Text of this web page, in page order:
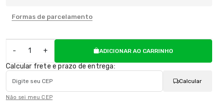
Formas de parcelamento
- + ADICIONAR AO CARRINHO
Calcular frete e prazo de entrega:
Calcular
Não sei meu CEP